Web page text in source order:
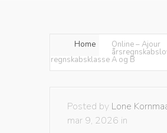
Home Online – Ajour
regnskabsklasse A og B
Posted by Lone
mar 9, 2026 in